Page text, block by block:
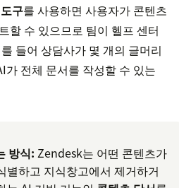
구를 사용하면 사용자가 콘텐츠
할 수 있으므로 팀이 헬프 센터
들어 상담사가 몇 개의 글머리
가 전체 문서를 작성할 수 있는
방식: Zendesk는 어떤 콘텐츠가
별하고 지식창고에서 제거하거